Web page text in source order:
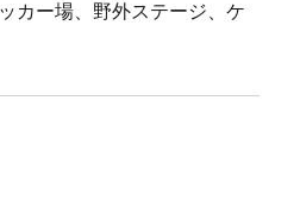
カー場、野外ステージ、ケ